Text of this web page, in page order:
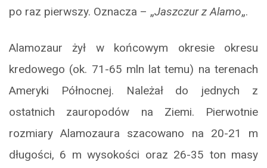
po raz pierwszy. Oznacza – „Jaszczur z Alamo„.
Alamozaur żył w końcowym okresie okresu
kredowego (ok. 71-65 mln lat temu) na terenach
Ameryki Północnej. Należał do jednych z
ostatnich zauropodów na Ziemi. Pierwotnie
rozmiary Alamozaura szacowano na 20-21 m
długości, 6 m wysokości oraz 26-35 ton masy